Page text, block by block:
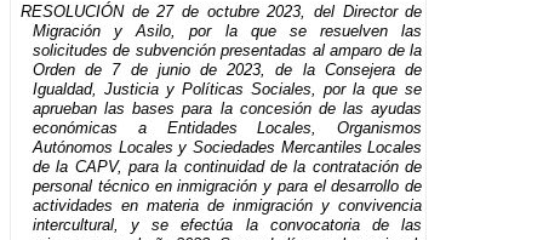
RESOLUCIÓN de 27 de octubre 2023, del Director de
Migración y Asilo, por la que se resuelven las
solicitudes de subvención presentadas al amparo de la
Orden de 7 de junio de 2023, de la Consejera de
Igualdad, Justicia y Políticas Sociales, por la que se
aprueban las bases para la concesión de las ayudas
económicas a Entidades Locales, Organismos
Autónomos Locales y Sociedades Mercantiles Locales
de la CAPV, para la continuidad de la contratación de
personal técnico en inmigración y para el desarrollo de
actividades en materia de inmigración y convivencia
intercultural, y se efectúa la convocatoria de las